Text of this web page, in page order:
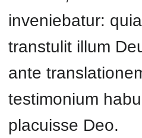
inveniebatur: quia
transtulit illum
ante
testimonium
placuisse Deo.